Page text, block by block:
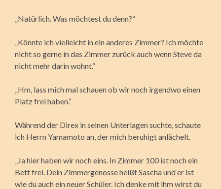
„Natürlich. Was möchtest du denn?“
„Könnte ich vielleicht in ein anderes Zimmer? Ich möchte
nicht so gerne in das Zimmer zurück auch wenn Steve da
nicht mehr darin wohnt.“
„Hm, lass mich mal schauen ob wir noch irgendwo einen
Platz frei haben.“
Während der Direx in seinen Unterlagen suchte, schaute
ich Herrn Yamamoto an, der mich beruhigt anlächelt.
„Ja hier haben wir noch eins. In Zimmer 100 ist noch ein
Bett frei. Dein Zimmergenosse heißt Sascha und er ist
wie du auch ein neuer Schüler. Ich denke mit ihm wirst du